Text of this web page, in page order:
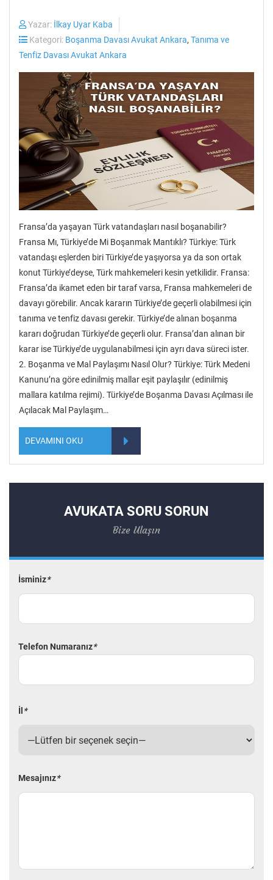
Yazar: İlkay Uyar Kaba
Kategori: Boşanma Davası Avukat Ankara, Tanıma ve
Tenfiz Davası Avukat Ankara
Fransa’da yaşayan Türk vatandaşları nasıl boşanabilir?
Fransa Mı, Türkiye’de Mi Boşanmak Mantıklı? Türkiye: Türk
vatandaşı eşlerden biri Türkiye’de yaşıyorsa ya da son ortak
konut Türkiye’deyse, Türk mahkemeleri kesin yetkilidir. Fransa:
Fransa’da ikamet eden bir taraf varsa, Fransa mahkemeleri de
davayı görebilir. Ancak kararın Türkiye’de geçerli olabilmesi için
tanıma ve tenfiz davası gerekir. Türkiye’de alınan boşanma
kararı doğrudan Türkiye’de geçerli olur. Fransa’dan alınan bir
karar ise Türkiye’de uygulanabilmesi için ayrı dava süreci ister.
2. Boşanma ve Mal Paylaşımı Nasıl Olur? Türkiye: Türk Medeni
Kanunu’na göre edinilmiş mallar eşit paylaşılır (edinilmiş
mallara katılma rejimi). Türkiye’de Boşanma Davası Açılması ile
Açılacak Mal Paylaşım…
DEVAMINI OKU
AVUKATA SORU SORUN
Bize Ulaşın
İsminiz*
Telefon Numaranız*
İl *
Mesajınız*